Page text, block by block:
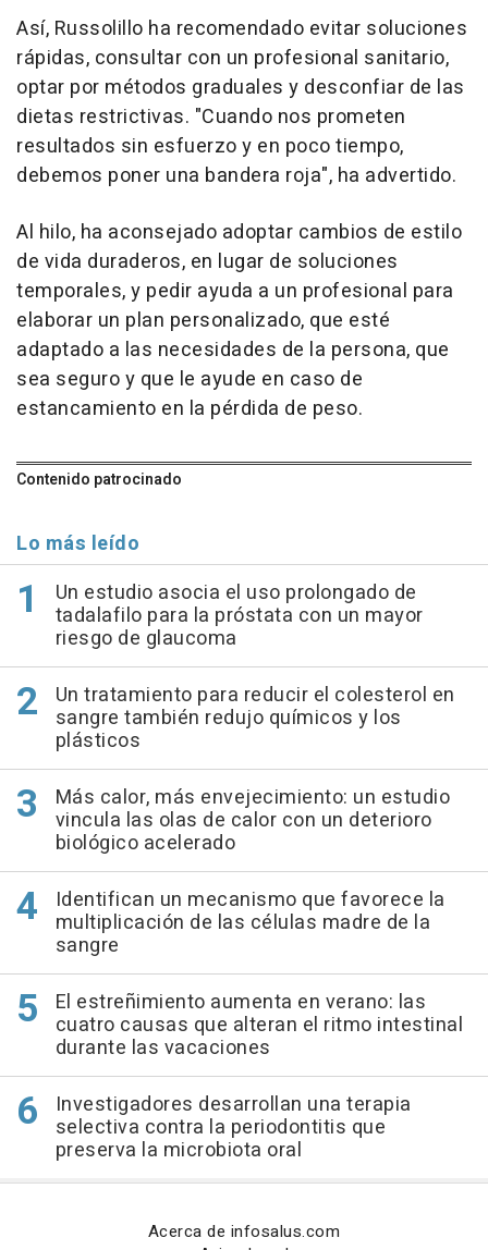
Así, Russolillo ha recomendado evitar soluciones
rápidas, consultar con un profesional sanitario,
optar por métodos graduales y desconfiar de las
dietas restrictivas. "Cuando nos prometen
resultados sin esfuerzo y en poco tiempo,
debemos poner una bandera roja", ha advertido.
Al hilo, ha aconsejado adoptar cambios de estilo
de vida duraderos, en lugar de soluciones
temporales, y pedir ayuda a un profesional para
elaborar un plan personalizado, que esté
adaptado a las necesidades de la persona, que
sea seguro y que le ayude en caso de
estancamiento en la pérdida de peso.
Contenido patrocinado
Lo más leído
Un estudio asocia el uso prolongado de
tadalafilo para la próstata con un mayor
riesgo de glaucoma
Un tratamiento para reducir el colesterol en
sangre también redujo químicos y los
plásticos
Más calor, más envejecimiento: un estudio
vincula las olas de calor con un deterioro
biológico acelerado
Identifican un mecanismo que favorece la
multiplicación de las células madre de la
sangre
El estreñimiento aumenta en verano: las
cuatro causas que alteran el ritmo intestinal
durante las vacaciones
Investigadores desarrollan una terapia
selectiva contra la periodontitis que
preserva la microbiota oral
Acerca de infosalus.com